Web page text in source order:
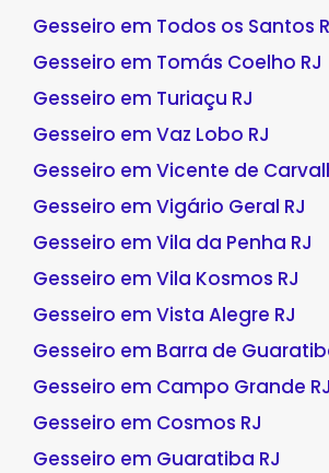
Gesseiro em Todos os Santos
Gesseiro em Tomás Coelho RJ
Gesseiro em Turiaçu RJ
Gesseiro em Vaz Lobo RJ
Gesseiro em Vicente de
Gesseiro em Vigário Geral RJ
Gesseiro em Vila da Penha RJ
Gesseiro em Vila Kosmos RJ
Gesseiro em Vista Alegre RJ
Gesseiro em Barra de
Gesseiro em Campo Grande RJ
Gesseiro em Cosmos RJ
Gesseiro em Guaratiba RJ